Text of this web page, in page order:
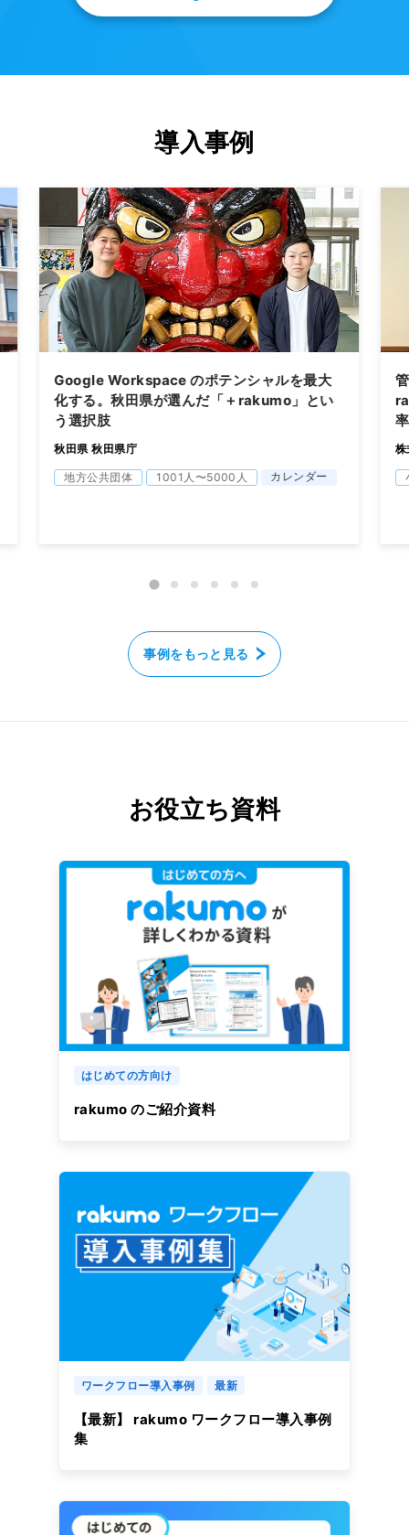
導入事例
Google Workspace のポテンシャルを最大
化する。秋田県が選んだ「＋rakumo」とい
う選択肢
秋田県 秋田県庁
地方公共団体 1001人〜5000人 カレンダー
株
事例をもっと見る
お役立ち資料
はじめての方向け
rakumo のご紹介資料
ワークフロー導入事例 最新
【最新】 rakumo ワークフロー導入事例
集